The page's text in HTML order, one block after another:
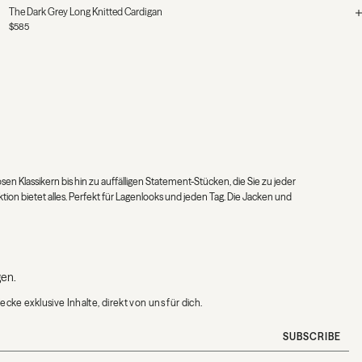
The Dark Grey Long Knitted Cardigan
$585
Klassikern bis hin zu auffälligen Statement-Stücken, die Sie zu jeder
bietet alles. Perfekt für Lagenlooks und jeden Tag. Die Jacken und
exklusive Inhalte, direkt von uns für dich.
SUBSCRIBE